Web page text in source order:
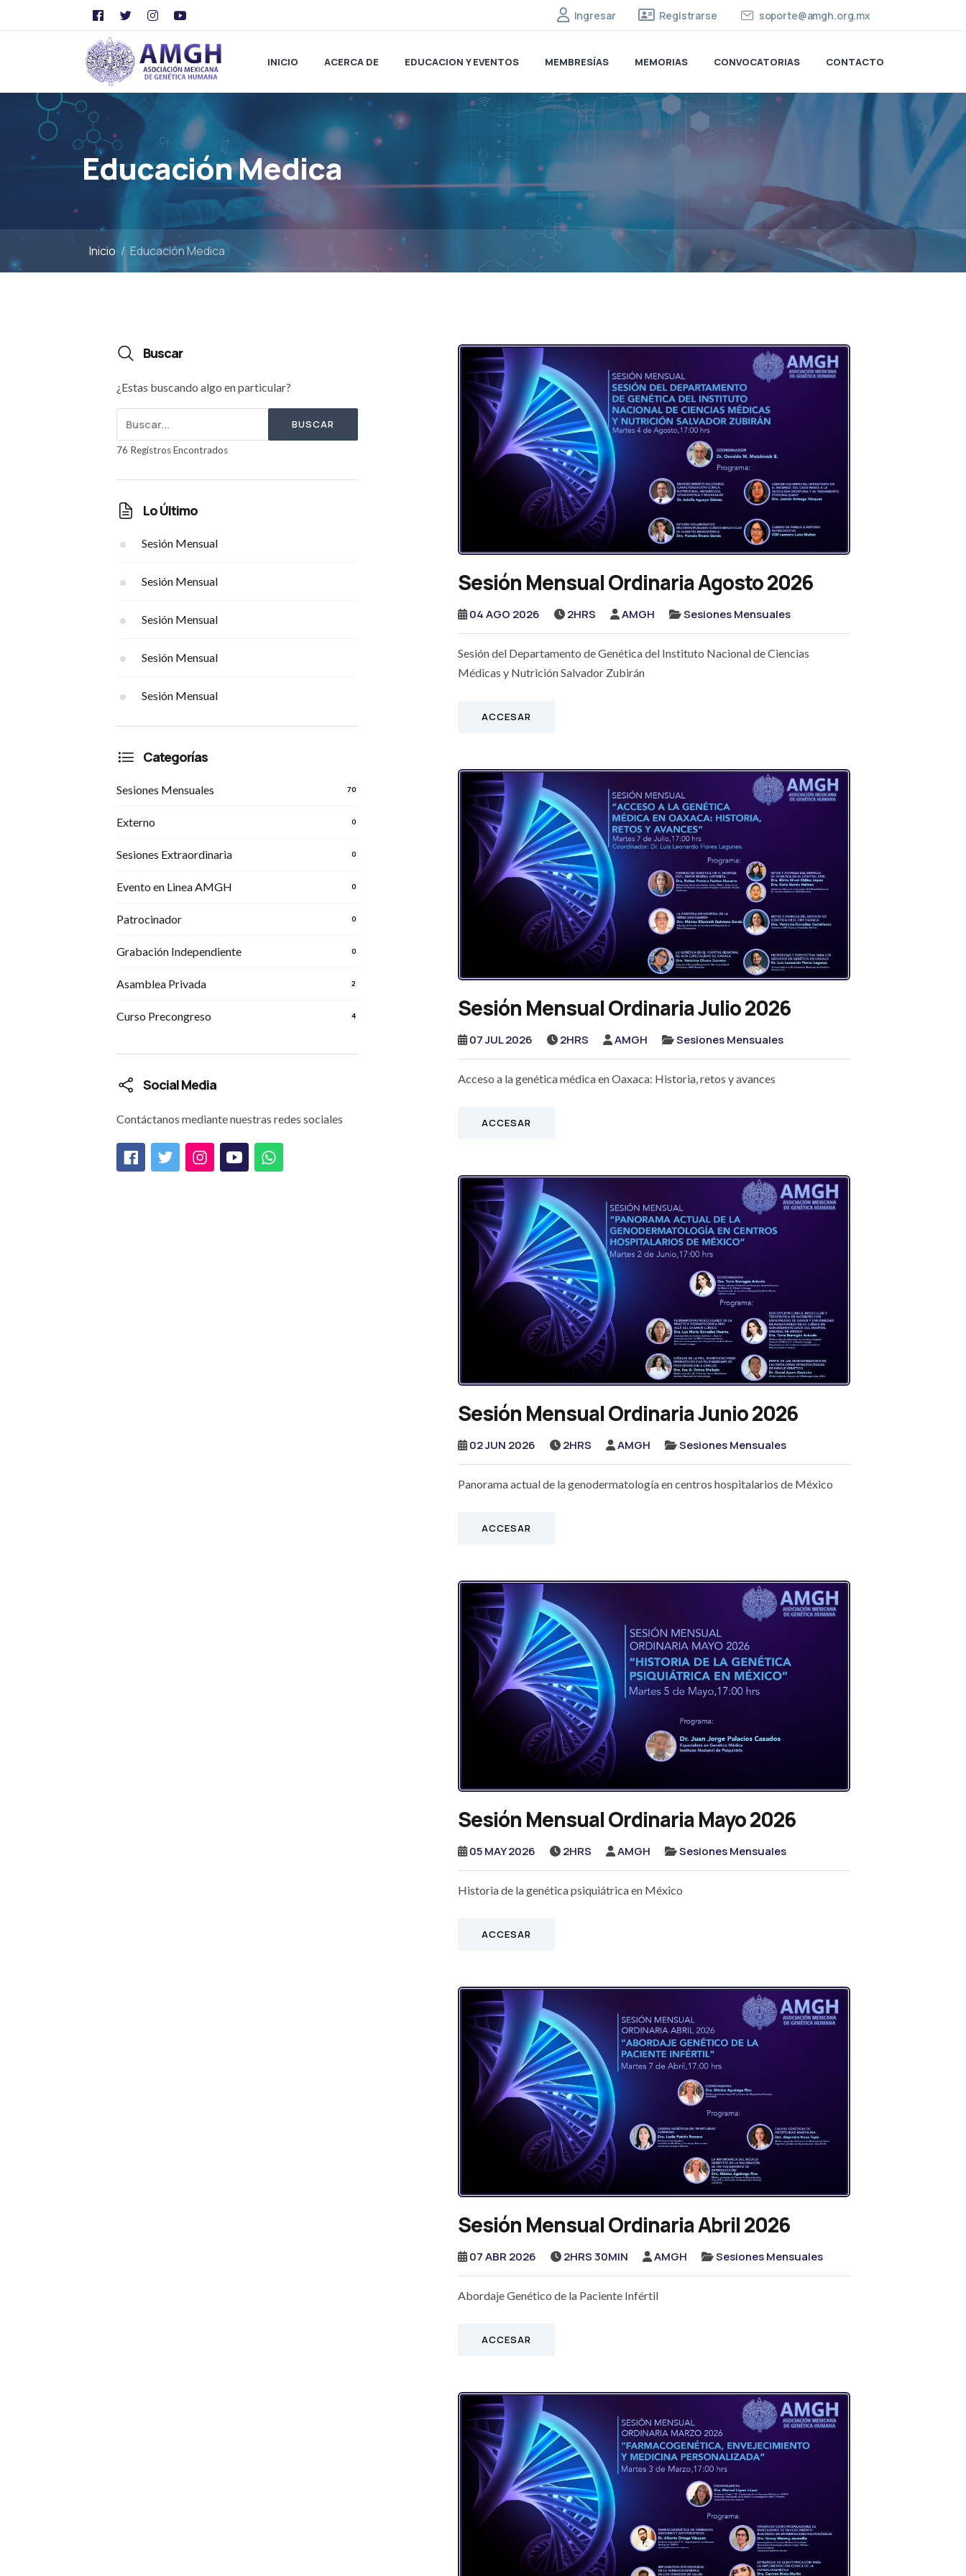
Ingresar Registrarse soporte@amgh.org.mx
INICIO ACERCA DE EDUCACION Y EVENTOS MEMBRESÍAS MEMORIAS CONVOCATORIAS CONTACTO
Educación Medica
Inicio Educación Medica
Buscar
¿Estas buscando algo en particular?
BUSCAR
76 Registros Encontrados
Lo Último
Sesión Mensual
Sesión Mensual
Sesión Mensual
Sesión Mensual
Sesión Mensual
Categorías
Sesiones Mensuales 70
Externo 0
Sesiones Extraordinaria 0
Evento en Linea AMGH 0
Patrocinador 0
Grabación Independiente 0
Asamblea Privada 2
Curso Precongreso 4
Social Media
Contáctanos mediante nuestras redes sociales
Sesión Mensual Ordinaria Agosto 2026
04 AGO 2026 2HRS AMGH Sesiones Mensuales
Sesión del Departamento de Genética del Instituto Nacional de Ciencias
Médicas y Nutrición Salvador Zubirán
ACCESAR
Sesión Mensual Ordinaria Julio 2026
07 JUL 2026 2HRS AMGH Sesiones Mensuales
Acceso a la genética médica en Oaxaca: Historia, retos y avances
ACCESAR
Sesión Mensual Ordinaria Junio 2026
02 JUN 2026 2HRS AMGH Sesiones Mensuales
Panorama actual de la genodermatología en centros hospitalarios de México
ACCESAR
Sesión Mensual Ordinaria Mayo 2026
05 MAY 2026 2HRS AMGH Sesiones Mensuales
Historia de la genética psiquiátrica en México
ACCESAR
Sesión Mensual Ordinaria Abril 2026
07 ABR 2026 2HRS 30MIN AMGH Sesiones Mensuales
Abordaje Genético de la Paciente Infértil
ACCESAR